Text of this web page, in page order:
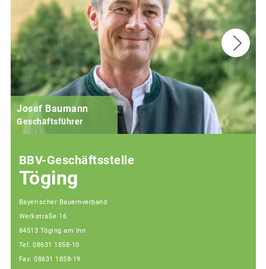
Josef Baumann
Geschäftsführer
BBV-Geschäftsstelle
Töging
Bayerischer Bauernverband
Werkstraße 16
84513 Töging am Inn
Tel: 08631 1858-10
Fax: 08631 1858-19